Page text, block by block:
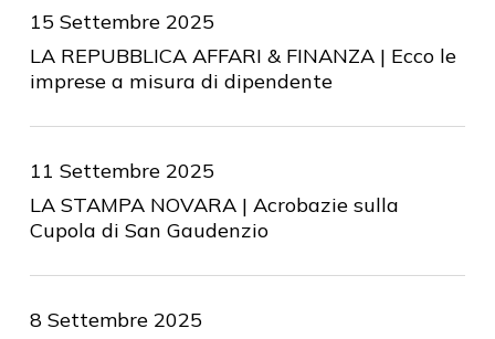
15 Settembre 2025
LA REPUBBLICA AFFARI & FINANZA | Ecco le
imprese a misura di dipendente
11 Settembre 2025
LA STAMPA NOVARA | Acrobazie sulla
Cupola di San Gaudenzio
8 Settembre 2025